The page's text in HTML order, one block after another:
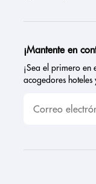
¡Mantente en
¡Sea el primero en
acogedores